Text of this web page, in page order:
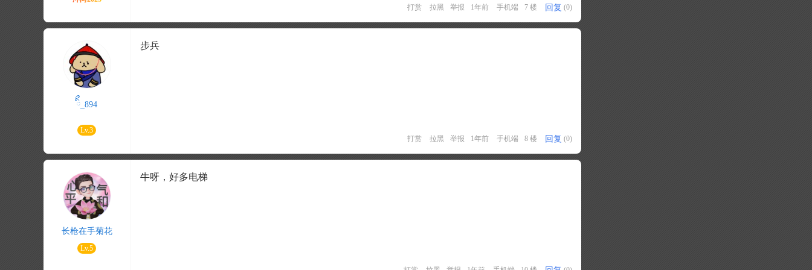
打赏 拉黑 举报 1年前 手机端 7 楼 回复 (0)
ིྀ_894
Lv.3
步兵
打赏 拉黑 举报 1年前 手机端 8 楼 回复 (0)
长枪在手菊花
Lv.5
牛呀，好多电梯